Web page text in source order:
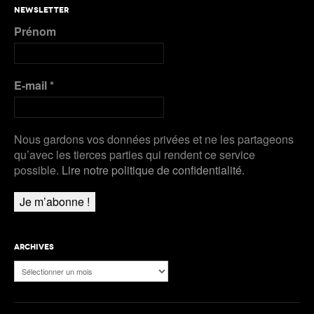
Plus de Audios
NEWSLETTER
Prénom
E-mail*
Nous gardons vos données privées et ne les partageons
qu’avec les tierces parties qui rendent ce service
possible. Lire notre politique de confidentialité.
ARCHIVES
Archives